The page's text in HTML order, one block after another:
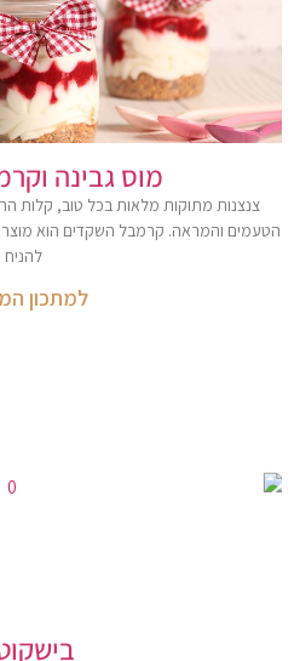
מוס גבינה
צנצנות מתוקות מלאות בכל טוב, קלות
הטעמים והמראה. קרמבל השקדים הוא מוצר
להניח
למתכון